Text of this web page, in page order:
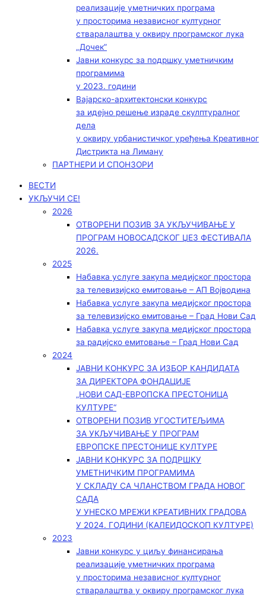
реализације уметничких програма
у просторима независног културног
стваралаштва у оквиру програмског лука
„Дочек”
Јавни конкурс за подршку уметничким
програмима
у 2023. години
Вајарско-архитектонски конкурс
за идејно решење израде скулптуралног
дела
у оквиру урбанистичког уређења Креативног
Дистрикта на Лиману
ПАРТНЕРИ И СПОНЗОРИ
ВЕСТИ
УКЉУЧИ СЕ!
2026
ОТВОРЕНИ ПОЗИВ ЗА УКЉУЧИВАЊЕ У
ПРОГРАМ НОВОСАДСКОГ ЏЕЗ ФЕСТИВАЛА
2026.
2025
Набавка услуге закупа медијског простора
за телевизијско емитовање – АП Војводинa
Набавка услуге закупа медијског простора
за телевизијско емитовање – Град Нови Сад
Набавка услуге закупа медијског простора
за радијско емитовање – Град Нови Сад
2024
ЈАВНИ КОНКУРС ЗА ИЗБОР КАНДИДАТА
ЗА ДИРЕКТОРА ФОНДАЦИЈЕ
„НОВИ САД-ЕВРОПСКА ПРЕСТОНИЦА
КУЛТУРЕ“
ОТВОРЕНИ ПОЗИВ УГОСТИТЕЉИМА
ЗА УКЉУЧИВАЊЕ У ПРОГРАМ
ЕВРОПСКЕ ПРЕСТОНИЦЕ КУЛТУРЕ
ЈАВНИ КОНКУРС ЗА ПОДРШКУ
УМЕТНИЧКИМ ПРОГРАМИМА
У СКЛАДУ СА ЧЛАНСТВОМ ГРАДА НОВОГ
САДА
У УНЕСКО МРЕЖИ КРЕАТИВНИХ ГРАДОВА
У 2024. ГОДИНИ (КАЛЕИДОСКОП КУЛТУРЕ)
2023
Јавни конкурс у циљу финансирања
реализације уметничких програма
у просторима независног културног
стваралаштва у оквиру програмског лука